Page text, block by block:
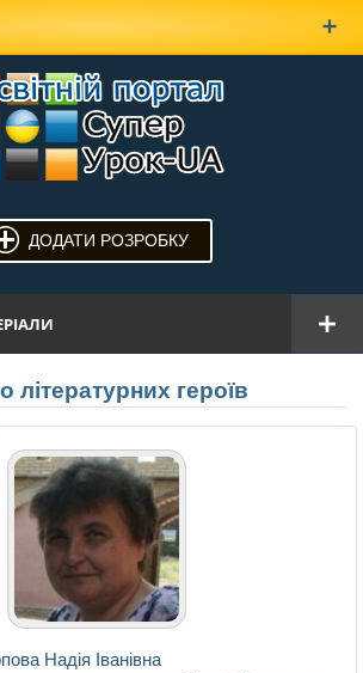
ДОДАТИ РОЗРОБКУ
літературних героїв
Надія Іванівна